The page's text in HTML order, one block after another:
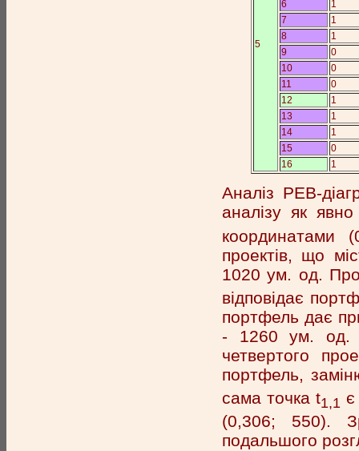
5
6
1
7
1
8
1
9
0
10
0
11
0
12
1
13
1
14
1
15
0
16
1
Аналіз РЕВ-
аналізу як
координатами
проектів, що
1020 ум. од.
відповідає
портфель дає
- 1260 ум. од.
четвертого
портфель,
сама точка t1,1
(0,306; 550).
подальшого